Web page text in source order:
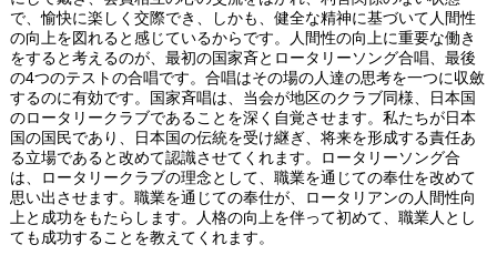
で、愉快に楽しく交際でき、しかも、健全な精神に基づいて人間性
の向上を図れると感じているからです。人間性の向上に重要な働き
をすると考えるのが、最初の国家斉とロータリーソング合唱、最後
の4つのテストの合唱です。合唱はその場の人達の思考を一つに収斂
するのに有効です。国家斉唱は、当会が地区のクラブ同様、日本国
のロータリークラブであることを深く自覚させます。私たちが日本
国の国民であり、日本国の伝統を受け継ぎ、将来を形成する責任あ
る立場であると改めて認識させてくれます。ロータリーソング合
は、ロータリークラブの理念として、職業を通じての奉仕を改めて
思い出させます。職業を通じての奉仕が、ロータリアンの人間性向
上と成功をもたらします。人格の向上を伴って初めて、職業人とし
ても成功することを教えてくれます。